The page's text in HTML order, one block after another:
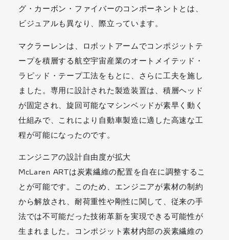
グ・カーボン・ファイバーのコンポーネントとは、
ビジュアルも異なり、際立っています。
マクラーレンは、ロボットアームでコンポジットテ
ープを積層する航空宇宙産業のオートメイテッド・
ラピッド・テープ工法をもとに、さらに工夫を施し
ました。専用に設計された製造装置は、積層ヘッド
が固定され、旋回可能なマシンベッドが素早く動く
仕組みで、これにより自動車製造に適した高速な工
程が可能になったのです。
エンジニアの設計自由度が拡大
McLaren ARTは炭素繊維の配置を自在に調整するこ
とが可能です。このため、エンジニアが素材の制約
から解放され、耐荷重性や剛性に関して、従来の手
法では不可能だった技術革新を実現できる可能性が
生まれました。コンポジット素材内部の炭素繊維の